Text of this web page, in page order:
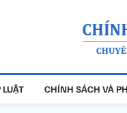
LUẬT CHÍNH SÁCH VÀ